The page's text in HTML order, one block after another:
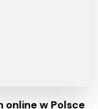
online w Polsce